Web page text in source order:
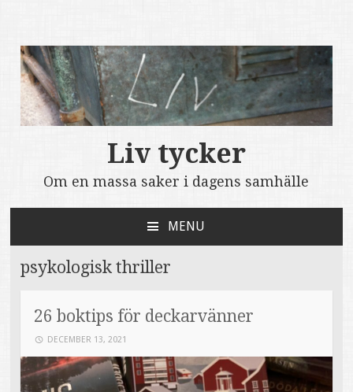
Liv tycker
Om en massa saker i dagens samhälle
MENU
CONTENT
psykologisk thriller
26 boktips för deckarvänner
DECEMBER 13, 2021